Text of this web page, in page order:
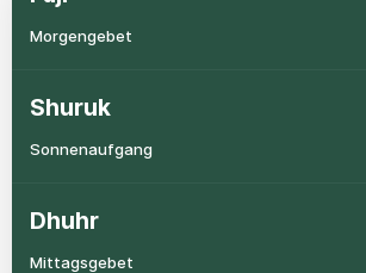
Morgengebet
Shuruk
Sonnenaufgang
Dhuhr
Mittagsgebet